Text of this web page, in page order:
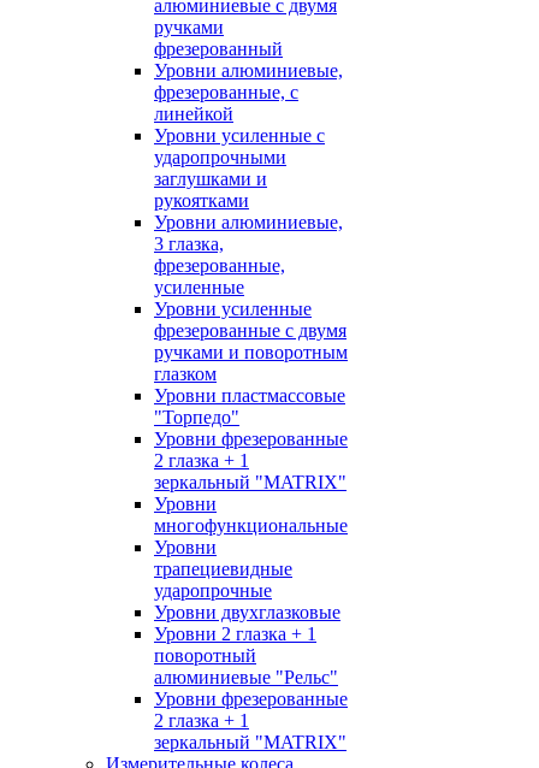
алюминиевые с двумя
ручками
фрезерованный
Уровни алюминиевые,
фрезерованные, с
линейкой
Уровни усиленные с
ударопрочными
заглушками и
рукоятками
Уровни алюминиевые,
3 глазка,
фрезерованные,
усиленные
Уровни усиленные
фрезерованные с двумя
ручками и поворотным
глазком
Уровни пластмассовые
"Торпедо"
Уровни фрезерованные
2 глазка + 1
зеркальный "MATRIX"
Уровни
многофункциональные
Уровни
трапециевидные
ударопрочные
Уровни двухглазковые
Уровни 2 глазка + 1
поворотный
алюминиевые "Рельс"
Уровни фрезерованные
2 глазка + 1
зеркальный "MATRIX"
Измерительные колеса